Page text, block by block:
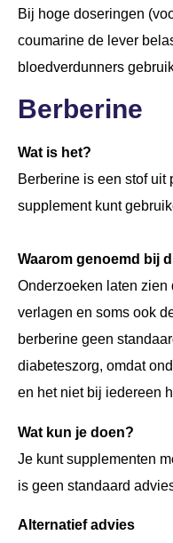
Bij hoge doseringen
coumarine de lever
bloedverdunners
Berberine
Wat is het?
Berberine is een stof
supplement kunt
Waarom genoemd bij
Onderzoeken laten zien
verlagen en soms ook
berberine geen
diabeteszorg, omdat
en het niet bij iedereen
Wat kun je doen?
Je kunt supplementen
is geen standaard
Alternatief advies